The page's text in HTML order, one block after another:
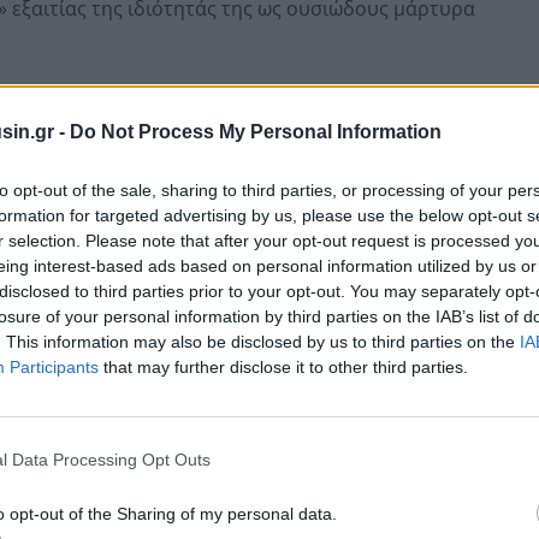
- Do Not Process My Personal Information
opt-out of the sale, sharing to third parties, or processing of your
for targeted advertising by us, please use the below opt-out
selection. Please note that after your opt-out request is processed
interest-based ads based on personal information utilized by us
to third parties prior to your opt-out. You may separately
of your personal information by third parties on the IAB’s list of
This information may also be disclosed by us to third parties on the
Participants that may further disclose it to other third parties.
Data Processing Opt Outs
opt-out of the Sharing of my personal data.
της ιδιότητάς της ως ουσιώδους μάρτυρα
πλειοψηφία, πλημμελή την αιτιολογία της μη
της Α.Τ., «λαμβάνοντας υπόψη ότι από την
προστασίας είχε παρέλθει μικρό χρονικό
στην έλλειψη ικανών πληροφοριών για
απειλή αυτή να αποκλείεται εκ των προτέρων και
που μεσολάβησαν από την προηγούμενη απόφαση
προ ολίγων μηνών είχε θεωρηθεί ότι επέβαλλαν